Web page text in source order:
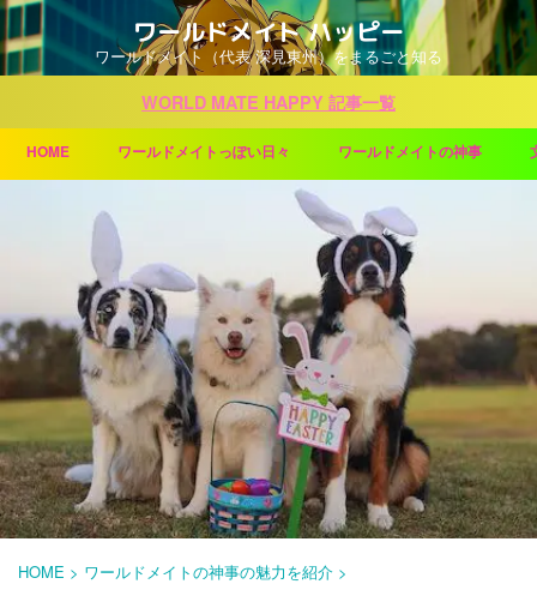
ワールドメイト ハッピー
ワールドメイト（代表 深見東州）をまるごと知る
WORLD MATE HAPPY 記事一覧
HOME ワールドメイトっぽい日々 ワールドメイトの神事
HOME > ワールドメイトの神事の魅力を紹介 >